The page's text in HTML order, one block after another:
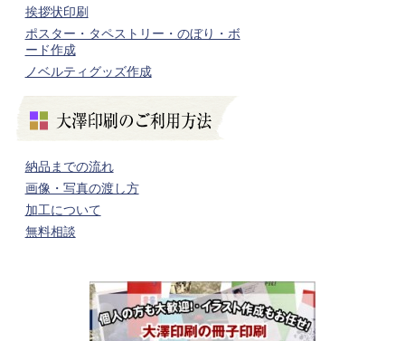
挨拶状印刷
ポスター・タペストリー・のぼり・ボ
ード作成
ノベルティグッズ作成
納品までの流れ
画像・写真の渡し方
加工について
無料相談